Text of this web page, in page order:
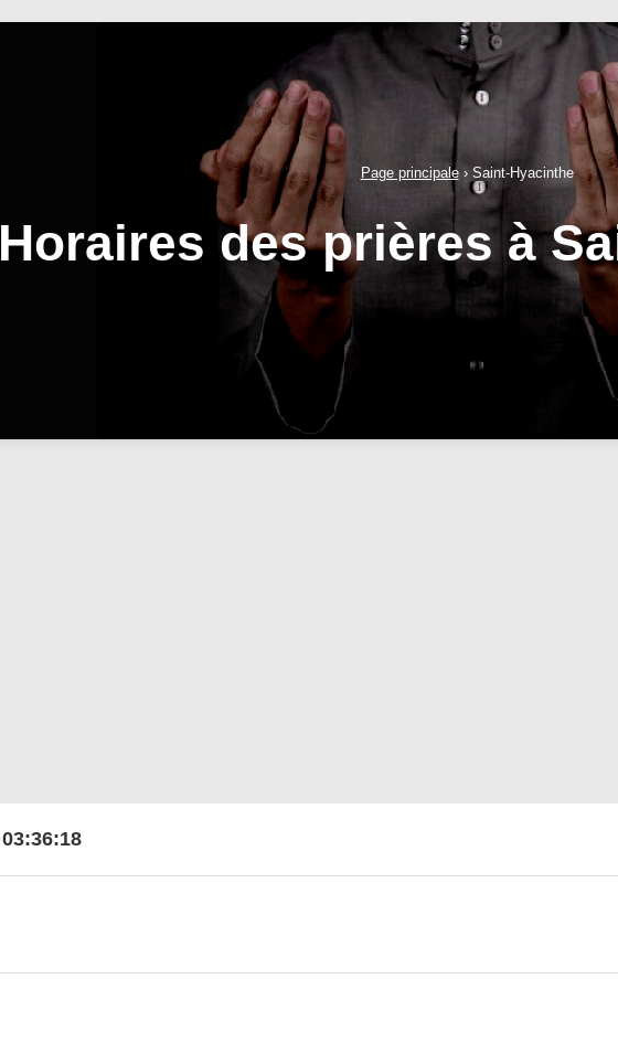
Page principale› Saint-Hyacinthe
Horaires des prières à
03:36:17